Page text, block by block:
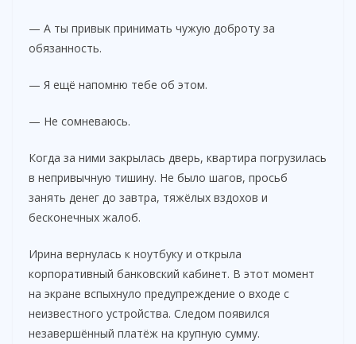
— А ты привык принимать чужую доброту за
обязанность.
— Я ещё напомню тебе об этом.
— Не сомневаюсь.
Когда за ними закрылась дверь, квартира погрузилась
в непривычную тишину. Не было шагов, просьб
занять денег до завтра, тяжёлых вздохов и
бесконечных жалоб.
Ирина вернулась к ноутбуку и открыла
корпоративный банковский кабинет. В этот момент
на экране вспыхнуло предупреждение о входе с
неизвестного устройства. Следом появился
незавершённый платёж на крупную сумму.